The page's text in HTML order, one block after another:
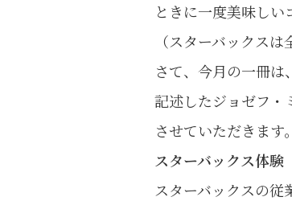
ときに一度美味しい
（スターバックス
さて、今月の一冊
記述したジョゼフ・
させていただきます。
スターバックス体験
スターバックスの